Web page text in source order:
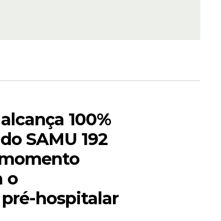
100%
SAMU 192
o
hospitalar